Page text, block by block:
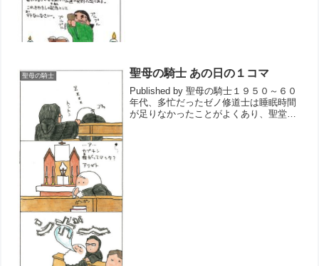
聖母の騎士 聖母の騎士 あの日の１コマ
Published by 聖母の騎士１９５０～６０
年代、多忙だったゼノ修道士は睡眠時間
が足りなかったことがよくあり、聖堂の